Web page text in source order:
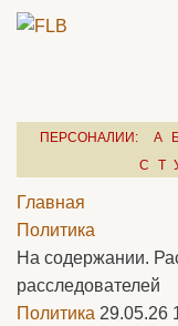
ПЕРСОНАЛИИ: А
С
Т
Главная
Политика
На содержании.
расследователей
Политика 29.05.26